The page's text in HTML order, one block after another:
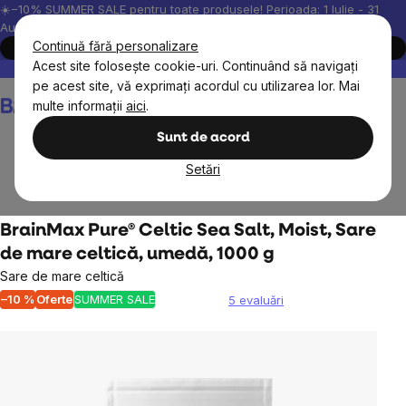
Continuă fără personalizare
Acest site folosește cookie-uri. Continuând să navigați
pe acest site, vă exprimați acordul cu utilizarea lor. Mai
multe informații aici.
Sunt de acord
Setări
Treci
la
conținut
☀️−10% SUMMER SALE pentru toate produsele! Perioada: 1 Iulie - 31
August, 2026.
Cumpără acum
Peste 200.000 de recenzii verificate
Produsele noastre sunt
Coş
de
BrainMax Pure® Celtic Sea Salt, Moist, Sare
de mare celtică, umedă, 1000 g
Sare de mare celtică
–10 % OferteSUMMER SALE
Evaluarea
este
5 evaluări